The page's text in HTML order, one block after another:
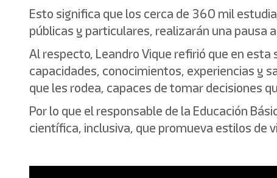
Esto significa que los cerca de 360 mil
públicas y particulares, realizarán una pausa
Al respecto, Leandro Vique refirió que en
capacidades, conocimientos, experiencias y
que les rodea, capaces de tomar decisiones
Por lo que el responsable de la Educación
científica, inclusiva, que promueva estilos